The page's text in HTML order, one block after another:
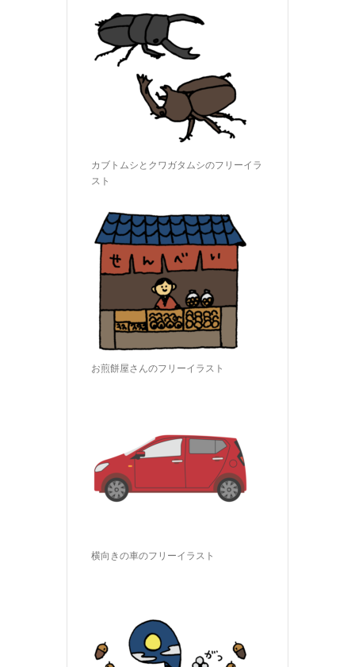
カブトムシとクワガタムシのフリーイラ
スト
お煎餅屋さんのフリーイラスト
横向きの車のフリーイラスト